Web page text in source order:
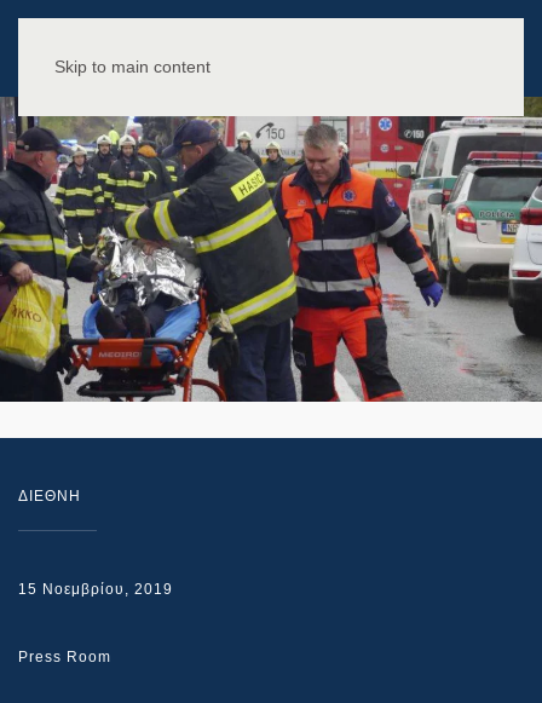
Skip to main content
ΔΙΕΘΝΗ
15 Νοεμβρίου, 2019
Press Room